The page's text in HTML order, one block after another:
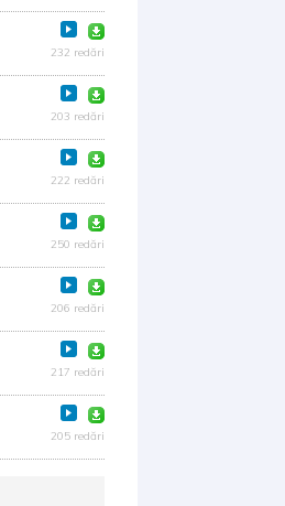
232 redări
203 redări
222 redări
250 redări
206 redări
217 redări
205 redări